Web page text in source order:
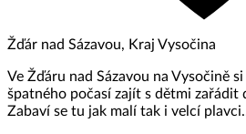
Žďár nad Sázavou, Kraj Vysočina
Ve Žďáru nad Sázavou na Vysočině
špatného počasí zajít s dětmi zařádit
Zabaví se tu jak malí tak i velcí